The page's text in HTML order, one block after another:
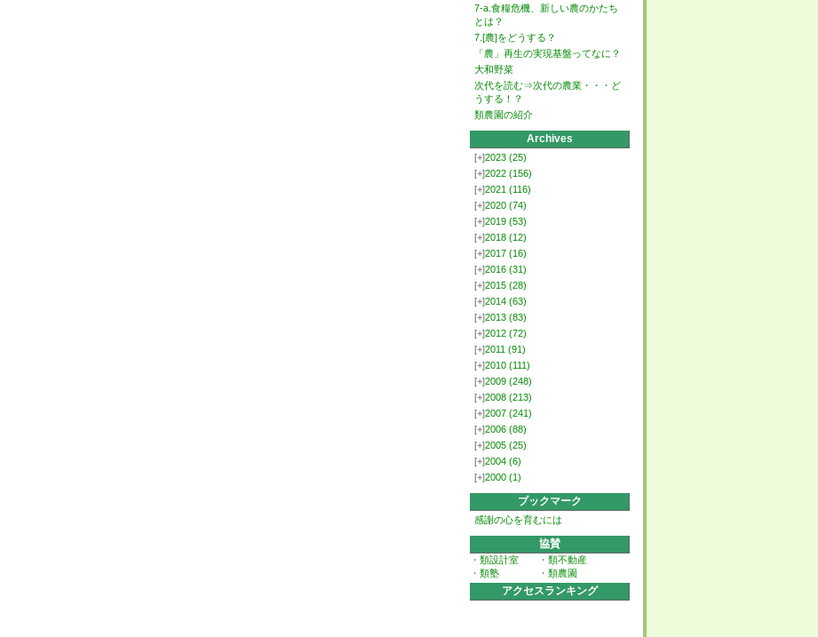
7-a.食糧危機、新しい農のかたち
とは？
7.[農]をどうする？
「農」再生の実現基盤ってなに？
大和野菜
次代を読む⇒次代の農業・・・ど
うする！？
類農園の紹介
Archives
[+]2023 (25)
[+]2022 (156)
[+]2021 (116)
[+]2020 (74)
[+]2019 (53)
[+]2018 (12)
[+]2017 (16)
[+]2016 (31)
[+]2015 (28)
[+]2014 (63)
[+]2013 (83)
[+]2012 (72)
[+]2011 (91)
[+]2010 (111)
[+]2009 (248)
[+]2008 (213)
[+]2007 (241)
[+]2006 (88)
[+]2005 (25)
[+]2004 (6)
[+]2000 (1)
ブックマーク
感謝の心を育むには
協賛
・ 類設計室 ・ 類不動産
・ 類塾 ・ 類農園
アクセスランキング